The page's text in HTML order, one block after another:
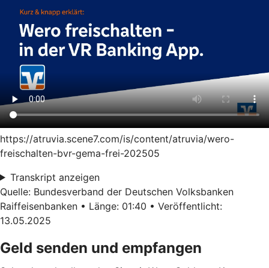
https://atruvia.scene7.com/is/content/atruvia/wero-
freischalten-bvr-gema-frei-202505
Transkript anzeigen
Quelle: Bundesverband der Deutschen Volksbanken
Raiffeisenbanken • Länge: 01:40 • Veröffentlicht:
13.05.2025
Geld senden und empfangen